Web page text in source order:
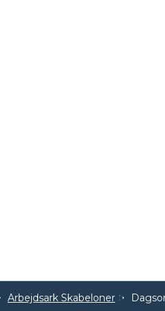
Arbejdsark Skabeloner